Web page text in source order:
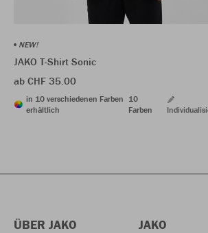
NEW!
JAKO T-Shirt Sonic
ab CHF 35.00
in 10 verschiedenen Farben
erhältlich
10
Farben
ÜBER JAKO
JAKO